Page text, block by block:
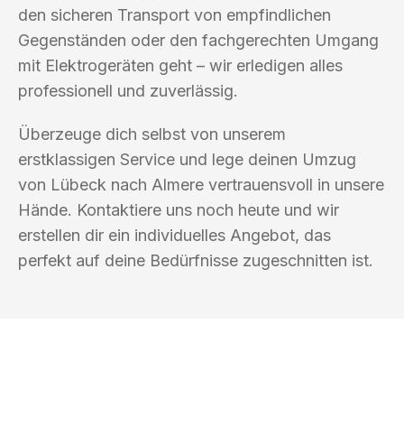
den sicheren Transport von empfindlichen
Gegenständen oder den fachgerechten Umgang
mit Elektrogeräten geht – wir erledigen alles
professionell und zuverlässig.
Überzeuge dich selbst von unserem
erstklassigen Service und lege deinen Umzug
von Lübeck nach Almere vertrauensvoll in unsere
Hände. Kontaktiere uns noch heute und wir
erstellen dir ein individuelles Angebot, das
perfekt auf deine Bedürfnisse zugeschnitten ist.